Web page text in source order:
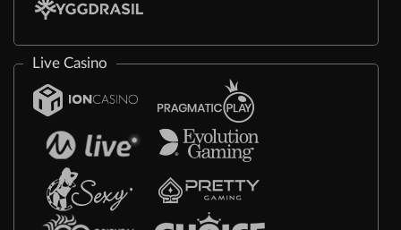
Live Casino